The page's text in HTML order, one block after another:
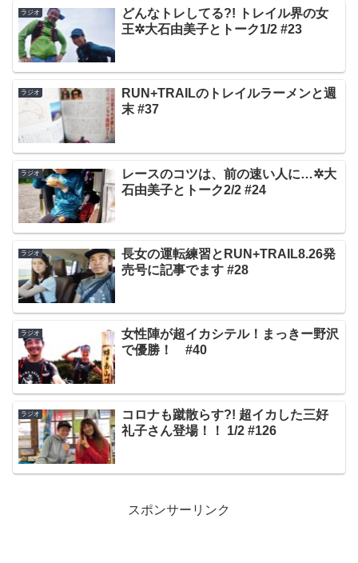
ラジオ
どんなトレしてる?! トレイル界の女
王✲大石由美子とトーク1/2 #23
ラジオ
RUN+TRAILのトレイルラーメンと週
末 #37
ラジオ
レースのコツは、前の速い人に…✲大
石由美子とトーク2/2 #24
ラジオ
長女の運転練習とRUN+TRAIL8.26発
売号に記事でます #28
ラジオ
女性陣が超イカシテル！まっきー野沢
で優勝！ #40
ラジオ
コロナも蹴散らす?! 超イカした三好
礼子さん登場！！ 1/2 #126
スポンサーリンク